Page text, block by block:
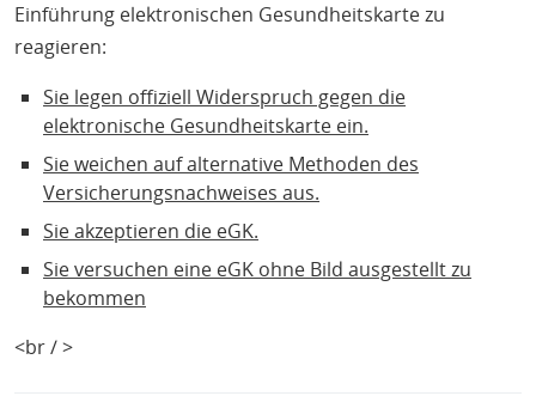
Einführung elektronischen Gesundheitskarte zu
reagieren:
Sie legen offiziell Widerspruch gegen die
elektronische Gesundheitskarte ein.
Sie weichen auf alternative Methoden des
Versicherungsnachweises aus.
Sie akzeptieren die eGK.
Sie versuchen eine eGK ohne Bild ausgestellt zu
bekommen
<br / >